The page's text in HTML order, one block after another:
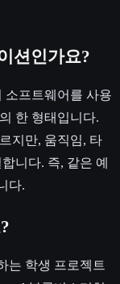
션인가요?
소프트웨어를 사용
한 형태입니다.
지만, 움직임, 타
니다. 즉, 같은 예
다.
는 학생 프로젝트